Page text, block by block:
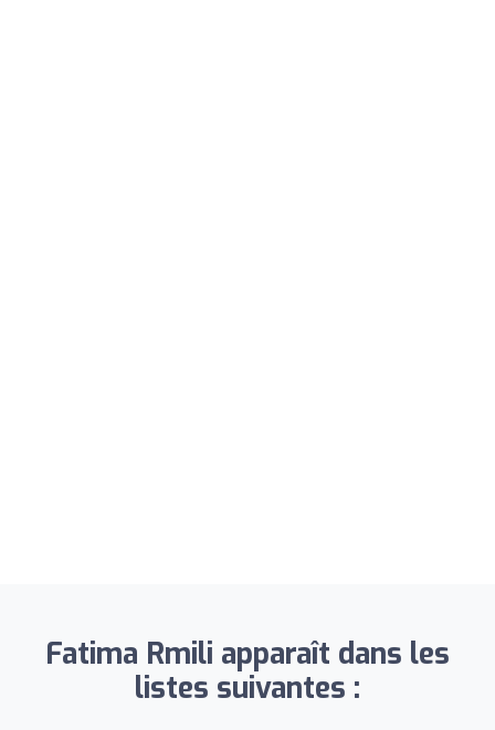
Fatima Rmili apparaît dans les
listes suivantes :